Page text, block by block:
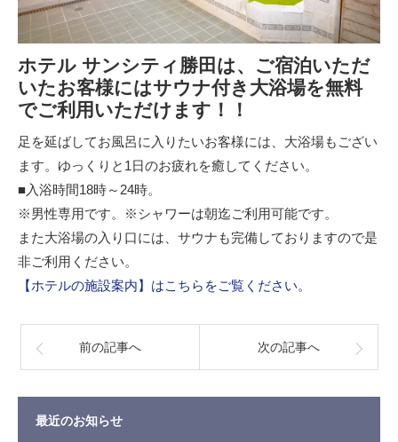
ホテル サンシティ勝田は、ご宿泊いただ
いたお客様にはサウナ付き大浴場を無料
でご利用いただけます！！
足を延ばしてお風呂に入りたいお客様には、大浴場もござい
ます。ゆっくりと1日のお疲れを癒してください。
■入浴時間18時～24時。
※男性専用です。※シャワーは朝迄ご利用可能です。
また大浴場の入り口には、サウナも完備しておりますので是
非ご利用ください。
【ホテルの施設案内】はこちらをご覧ください。
前の記事へ 次の記事へ
最近のお知らせ